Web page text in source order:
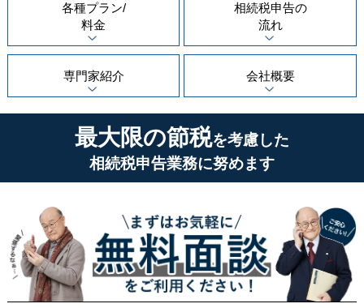
各種プラン/
料金
相続税申告の
流れ
専門家紹介 会社概要
最大限の節税を考慮した
相続税申告業務に努めます